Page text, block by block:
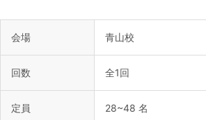
会場 青山校
回数 全1回
定員 28~48 名